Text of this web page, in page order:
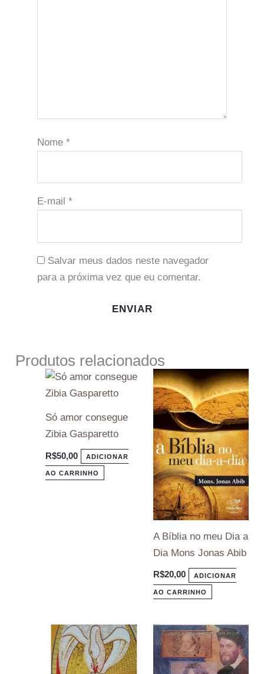
Nome *
E-mail *
Salvar meus dados neste navegador
para a próxima vez que eu comentar.
Produtos relacionados
Só amor consegue
Zibia Gasparetto
R$50,00 ADICIONAR
AO CARRINHO
A Bíblia no meu Dia a
Dia Mons Jonas Abib
R$20,00 ADICIONAR
AO CARRINHO